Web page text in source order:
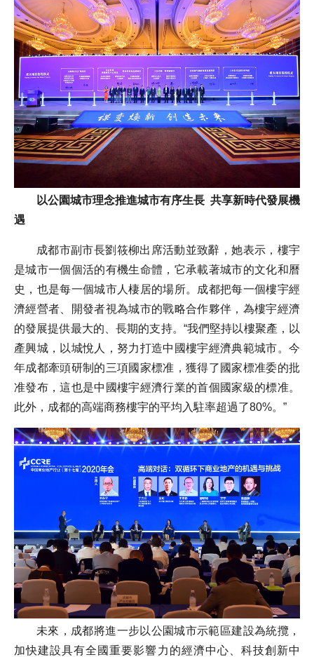
以公園城市理念推進城市有序生長 共享新時代發展機
遇
成都市副市長劉筱柳出席活動並致辭，她表示，樓宇
是城市一個個活的有機生命體，它承載著城市的文化和曆
史，也是每一個城市人棲居的場所。成都把每一個樓宇經
濟經營者、開發者視為城市的戰略合作夥伴，為樓宇經濟
的發展提供最大的、長期的支持。“我們堅持以樓聚產，以
產興城，以城悅人，努力打造中國樓宇經濟典範城市。今
年成都牽頭研制的三項國家標准，獲得了國家標准委的批
准發布，這也是中國樓宇經濟行業的首個國家級的標准。
此外，成都的高端商務樓宇的平均入駐率超過了80%。”
未來，成都將進一步以公園城市示範區建設為統攬，
加快建設具有全國重要影響力的經濟中心、科技創新中